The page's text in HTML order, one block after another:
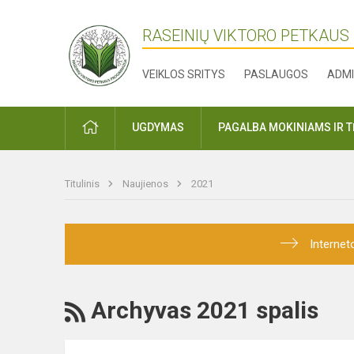
RASEINIŲ VIKTORO
VEIKLOS SRITYS PASLAUGOS
PRADŽIAUGDYMAS PAGALBA MOKINIAMS IR
Titulinis Naujienos 2021
RSS
Archyvas 2021 spalis